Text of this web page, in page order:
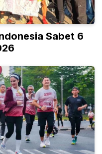
Sabet 6